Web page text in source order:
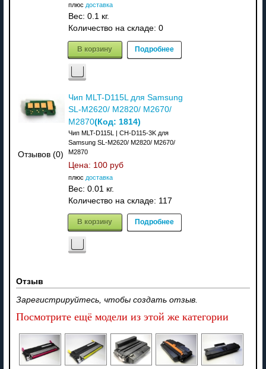
плюс доставка
Вес: 0.1 кг.
Количество на складе: 0
В корзину Подробнее
Отзывов (0)
Чип MLT-D115L для Samsung
SL-M2620/ M2820/ M2670/
M2870(Код: 1814)
Чип MLT-D115L | CH-D115-3K для
Samsung SL-M2620/ M2820/ M2670/
M2870
Цена: 100 руб
плюс доставка
Вес: 0.01 кг.
Количество на складе: 117
В корзину Подробнее
Отзыв
Зарегистрируйтесь, чтобы создать отзыв.
Посмотрите ещё модели из этой же категории